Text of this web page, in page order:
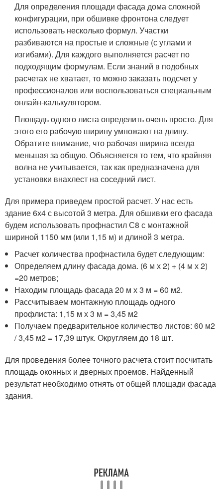
Для определения площади фасада дома сложной
конфигурации, при обшивке фронтона следует
использовать несколько формул. Участки
разбиваются на простые и сложные (с углами и
изгибами). Для каждого выполняется расчет по
подходящим формулам. Если знаний в подобных
расчетах не хватает, то можно заказать подсчет у
профессионалов или воспользоваться специальным
онлайн-калькулятором.
Площадь одного листа определить очень просто. Для
этого его рабочую ширину умножают на длину.
Обратите внимание, что рабочая ширина всегда
меньшая за общую. Объясняется то тем, что крайняя
волна не учитывается, так как предназначена для
установки внахлест на соседний лист.
Для примера приведем простой расчет. У нас есть
здание 6х4 с высотой 3 метра. Для обшивки его фасада
будем использовать профнастил С8 с монтажной
шириной 1150 мм (или 1,15 м) и длиной 3 метра.
Расчет количества профнастила будет следующим:
Определяем длину фасада дома. (6 м х 2) + (4 м х 2)
=20 метров;
Находим площадь фасада 20 м х 3 м = 60 м2.
Рассчитываем монтажную площадь одного
профлиста: 1,15 м х 3 м = 3,45 м2
Получаем предварительное количество листов: 60 м2
/ 3,45 м2 = 17,39 штук. Округляем до 18 шт.
Для проведения более точного расчета стоит посчитать
площадь оконных и дверных проемов. Найденный
результат необходимо отнять от общей площади фасада
здания.